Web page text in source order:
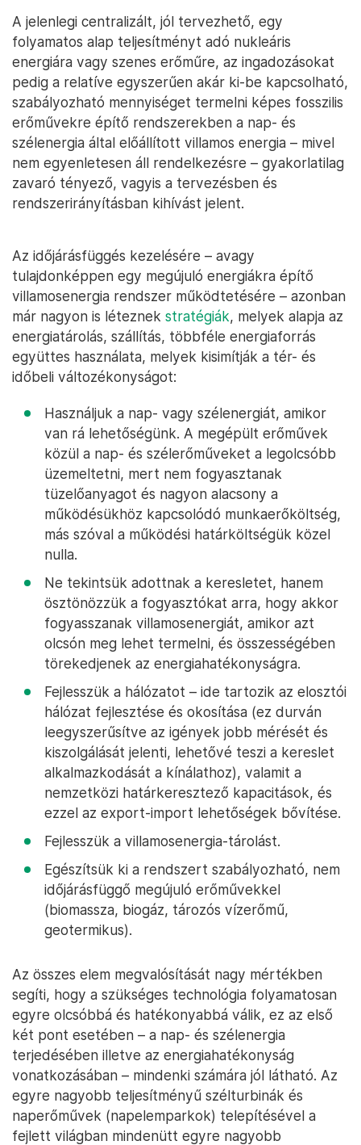
A jelenlegi centralizált, jól tervezhető, egy
folyamatos alap teljesítményt adó nukleáris
energiára vagy szenes erőműre, az ingadozásokat
pedig a relatíve egyszerűen akár ki-be kapcsolható,
szabályozható mennyiséget termelni képes fosszilis
erőművekre építő rendszerekben a nap- és
szélenergia által előállított villamos energia – mivel
nem egyenletesen áll rendelkezésre – gyakorlatilag
zavaró tényező, vagyis a tervezésben és
rendszerirányításban kihívást jelent.
Az időjárásfüggés kezelésére – avagy
tulajdonképpen egy megújuló energiákra építő
villamosenergia rendszer működtetésére – azonban
már nagyon is léteznek stratégiák, melyek alapja az
energiatárolás, szállítás, többféle energiaforrás
együttes használata, melyek kisimítják a tér- és
időbeli változékonyságot:
Használjuk a nap- vagy szélenergiát, amikor
van rá lehetőségünk. A megépült erőművek
közül a nap- és szélerőműveket a legolcsóbb
üzemeltetni, mert nem fogyasztanak
tüzelőanyagot és nagyon alacsony a
működésükhöz kapcsolódó munkaerőköltség,
más szóval a működési határköltségük közel
nulla.
Ne tekintsük adottnak a keresletet, hanem
ösztönözzük a fogyasztókat arra, hogy akkor
fogyasszanak villamosenergiát, amikor azt
olcsón meg lehet termelni, és összességében
törekedjenek az energiahatékonyságra.
Fejlesszük a hálózatot – ide tartozik az elosztói
hálózat fejlesztése és okosítása (ez durván
leegyszerűsítve az igények jobb mérését és
kiszolgálását jelenti, lehetővé teszi a kereslet
alkalmazkodását a kínálathoz), valamit a
nemzetközi határkeresztező kapacitások, és
ezzel az export-import lehetőségek bővítése.
Fejlesszük a villamosenergia-tárolást.
Egészítsük ki a rendszert szabályozható, nem
időjárásfüggő megújuló erőművekkel
(biomassza, biogáz, tározós vízerőmű,
geotermikus).
Az összes elem megvalósítását nagy mértékben
segíti, hogy a szükséges technológia folyamatosan
egyre olcsóbbá és hatékonyabbá válik, ez az első
két pont esetében – a nap- és szélenergia
terjedésében illetve az energiahatékonyság
vonatkozásában – mindenki számára jól látható. Az
egyre nagyobb teljesítményű szélturbinák és
naperőművek (napelemparkok) telepítésével a
fejlett világban mindenütt egyre nagyobb